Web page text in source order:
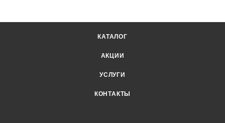
КАТАЛОГ
АКЦИИ
УСЛУГИ
КОНТАКТЫ